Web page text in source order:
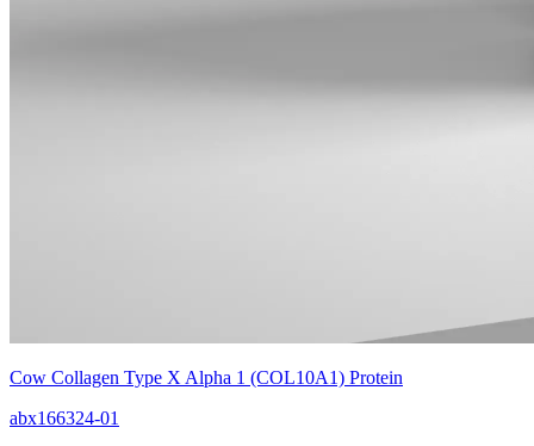
Cow Collagen Type X Alpha 1 (COL10A1) Protein
abx166324-01